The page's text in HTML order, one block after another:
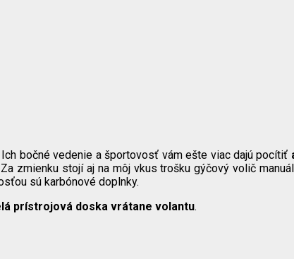
bočné vedenie a športovosť vám ešte viac dajú pocítiť
zmienku stojí aj na môj vkus trošku gýčový volič
sú karbónové doplnky.
prístrojová doska vrátane volantu.